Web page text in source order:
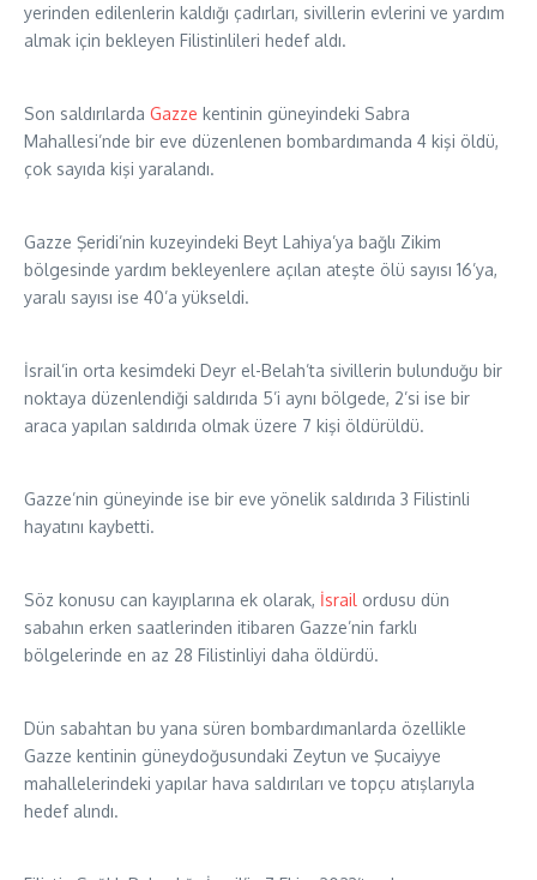
yerinden edilenlerin kaldığı çadırları, sivillerin evlerini ve yardım
almak için bekleyen Filistinlileri hedef aldı.
Son saldırılarda Gazze kentinin güneyindeki Sabra
Mahallesi’nde bir eve düzenlenen bombardımanda 4 kişi öldü,
çok sayıda kişi yaralandı.
Gazze Şeridi’nin kuzeyindeki Beyt Lahiya’ya bağlı Zikim
bölgesinde yardım bekleyenlere açılan ateşte ölü sayısı 16’ya,
yaralı sayısı ise 40’a yükseldi.
İsrail’in orta kesimdeki Deyr el-Belah’ta sivillerin bulunduğu bir
noktaya düzenlendiği saldırıda 5’i aynı bölgede, 2’si ise bir
araca yapılan saldırıda olmak üzere 7 kişi öldürüldü.
Gazze’nin güneyinde ise bir eve yönelik saldırıda 3 Filistinli
hayatını kaybetti.
Söz konusu can kayıplarına ek olarak, İsrail ordusu dün
sabahın erken saatlerinden itibaren Gazze’nin farklı
bölgelerinde en az 28 Filistinliyi daha öldürdü.​​​​​​​
Dün sabahtan bu yana süren bombardımanlarda özellikle
Gazze kentinin güneydoğusundaki Zeytun ve Şucaiyye
mahallelerindeki yapılar hava saldırıları ve topçu atışlarıyla
hedef alındı.